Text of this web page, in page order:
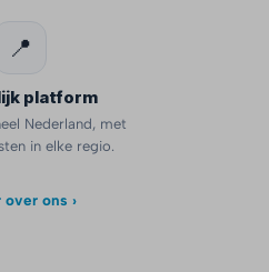
📍
platform
Nederland, met
in elke regio.
over ons ›